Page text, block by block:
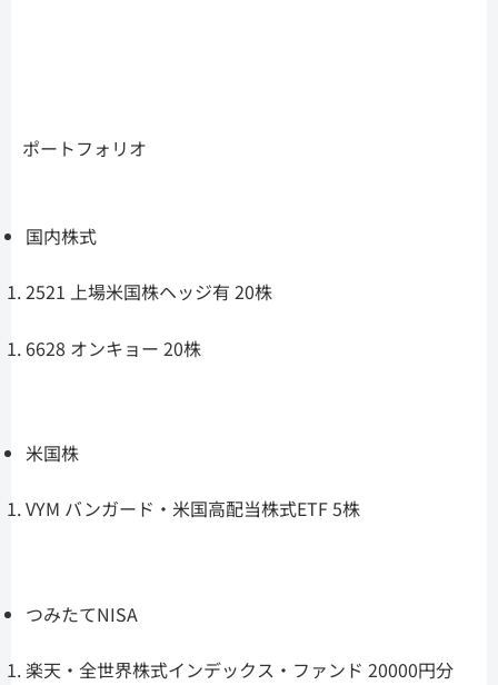
ポートフォリオ
国内株式
2521 上場米国株ヘッジ有 20株
6628 オンキョー 20株
米国株
VYM バンガード・米国高配当株式ETF 5株
つみたてNISA
楽天・全世界株式インデックス・ファンド 20000円分